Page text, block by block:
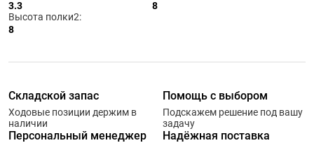
3.3
8
Высота полки2:
8
Складской запас
Ходовые позиции держим в
наличии
Помощь с выбором
Подскажем решение под вашу
задачу
Персональный менеджер Надёжная поставка